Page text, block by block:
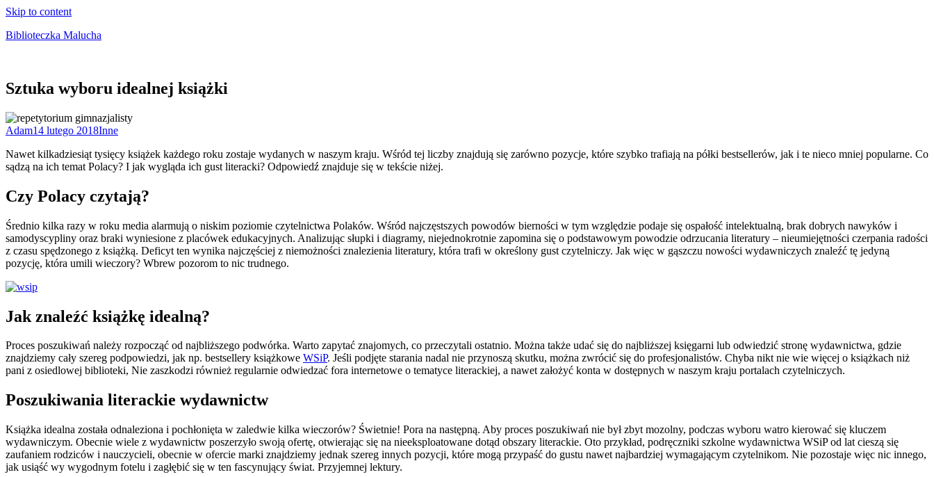
Skip to content
Biblioteczka Malucha
Sztuka wyboru idealnej książki
Adam14 lutego 2018Inne
Nawet kilkadziesiąt tysięcy książek każdego roku zostaje wydanych w naszym kraju. Wśród tej liczby znajdują się zarówno pozycje, które szybko trafiają na półki bestsellerów, jak i te nieco mniej popularne. Co
sądzą na ich temat Polacy? I jak wygląda ich gust literacki? Odpowiedź znajduje się w tekście niżej.
Czy Polacy czytają?
Średnio kilka razy w roku media alarmują o niskim poziomie czytelnictwa Polaków. Wśród najczęstszych powodów bierności w tym względzie podaje się ospałość intelektualną, brak dobrych nawyków i
samodyscypliny oraz braki wyniesione z placówek edukacyjnych. Analizując słupki i diagramy, niejednokrotnie zapomina się o podstawowym powodzie odrzucania literatury – nieumiejętności czerpania radości
z czasu spędzonego z książką. Deficyt ten wynika najczęściej z niemożności znalezienia literatury, która trafi w określony gust czytelniczy. Jak więc w gąszczu nowości wydawniczych znaleźć tę jedyną
pozycję, która umili wieczory? Wbrew pozorom to nic trudnego.
Jak znaleźć książkę idealną?
Proces poszukiwań należy rozpocząć od najbliższego podwórka. Warto zapytać znajomych, co przeczytali ostatnio. Można także udać się do najbliższej księgarni lub odwiedzić stronę wydawnictwa, gdzie
znajdziemy cały szereg podpowiedzi, jak np. bestsellery książkowe WSiP. Jeśli podjęte starania nadal nie przynoszą skutku, można zwrócić się do profesjonalistów. Chyba nikt nie wie więcej o książkach niż
pani z osiedlowej biblioteki, Nie zaszkodzi również regularnie odwiedzać fora internetowe o tematyce literackiej, a nawet założyć konta w dostępnych w naszym kraju portalach czytelniczych.
Poszukiwania literackie wydawnictw
Książka idealna została odnaleziona i pochłonięta w zaledwie kilka wieczorów? Świetnie! Pora na następną. Aby proces poszukiwań nie był zbyt mozolny, podczas wyboru watro kierować się kluczem
wydawniczym. Obecnie wiele z wydawnictw poszerzyło swoją ofertę, otwierając się na nieeksploatowane dotąd obszary literackie. Oto przykład, podręczniki szkolne wydawnictwa WSiP od lat cieszą się
zaufaniem rodziców i nauczycieli, obecnie w ofercie marki znajdziemy jednak szereg innych pozycji, które mogą przypaść do gustu nawet najbardziej wymagającym czytelnikom. Nie pozostaje więc nic innego,
jak usiąść wy wygodnym fotelu i zagłębić się w ten fascynujący świat. Przyjemnej lektury.